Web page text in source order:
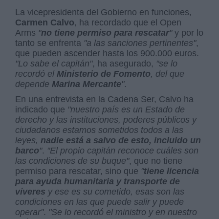
La vicepresidenta del Gobierno en funciones,
Carmen Calvo, ha recordado que el Open
Arms "no tiene permiso para rescatar"y por lo
tanto se enfrenta "a las sanciones pertinentes",
que pueden ascender hasta los 900.000 euros.
"Lo sabe el capitán", ha asegurado, "se lo
recordó el Ministerio de Fomento, del que
depende Marina Mercante".
En una entrevista en la Cadena Ser, Calvo ha
indicado que "nuestro país es un Estado de
derecho y las instituciones, poderes públicos y
ciudadanos estamos sometidos todos a las
leyes, nadie está a salvo de esto, incluido un
barco". "El propio capitán reconoce cuáles son
las condiciones de su buque", que no tiene
permiso para rescatar, sino que "tiene licencia
para ayuda humanitaria y transporte de
víveres y ese es su cometido, esas son las
condiciones en las que puede salir y puede
operar". "Se lo recordó el ministro y en nuestro